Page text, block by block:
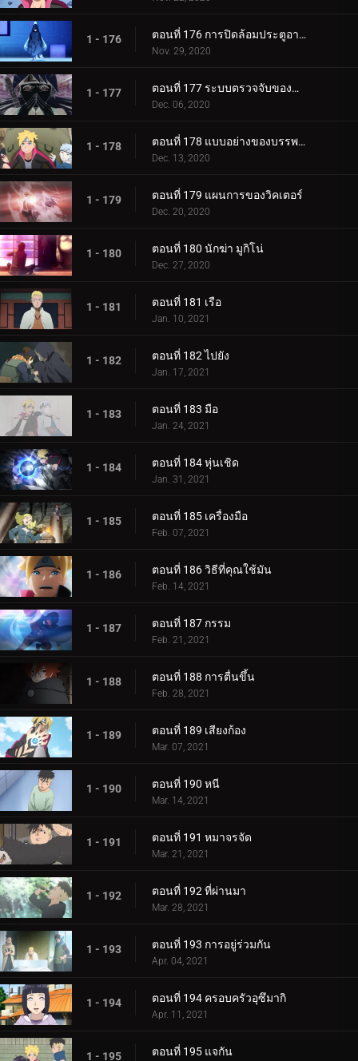
1 - 176 ตอนที่ 176 การปิดล้อมประตูอาอุน!
Nov. 29, 2020
1 - 177 ตอนที่ 177 ระบบตรวจจับของกำแพงเหล็ก
Dec. 06, 2020
1 - 178 ตอนที่ 178 แบบอย่างของบรรพบุรุษของเรา
Dec. 13, 2020
1 - 179 ตอนที่ 179 แผนการของวิคเตอร์
Dec. 20, 2020
1 - 180 ตอนที่ 180 นักฆ่า มูกิโน่
Dec. 27, 2020
1 - 181 ตอนที่ 181 เรือ
Jan. 10, 2021
1 - 182 ตอนที่ 182 ไปยัง
Jan. 17, 2021
1 - 183 ตอนที่ 183 มือ
Jan. 24, 2021
1 - 184 ตอนที่ 184 หุ่นเชิด
Jan. 31, 2021
1 - 185 ตอนที่ 185 เครื่องมือ
Feb. 07, 2021
1 - 186 ตอนที่ 186 วิธีที่คุณใช้มัน
Feb. 14, 2021
1 - 187 ตอนที่ 187 กรรม
Feb. 21, 2021
1 - 188 ตอนที่ 188 การตื่นขึ้น
Feb. 28, 2021
1 - 189 ตอนที่ 189 เสียงก้อง
Mar. 07, 2021
1 - 190 ตอนที่ 190 หนี
Mar. 14, 2021
1 - 191 ตอนที่ 191 หมาจรจัด
Mar. 21, 2021
1 - 192 ตอนที่ 192 ที่ผ่านมา
Mar. 28, 2021
1 - 193 ตอนที่ 193 การอยู่ร่วมกัน
Apr. 04, 2021
1 - 194 ตอนที่ 194 ครอบครัวอุซึมากิ
Apr. 11, 2021
1 - 195 ตอนที่ 195 แจกัน